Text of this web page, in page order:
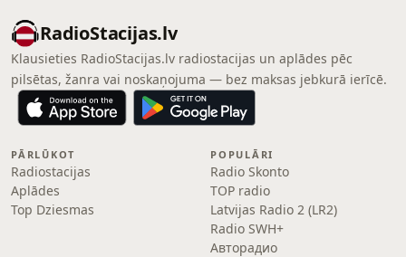
RadioStacijas.lv
Klausieties RadioStacijas.lv radiostacijas un aplādes pēc
pilsētas, žanra vai noskaņojuma — bez maksas jebkurā ierīcē.
PĀRLŪKOT
Radiostacijas
Aplādes
Top Dziesmas
POPULĀRI
Radio Skonto
TOP radio
Latvijas Radio 2 (LR2)
Radio SWH+
Авторадио